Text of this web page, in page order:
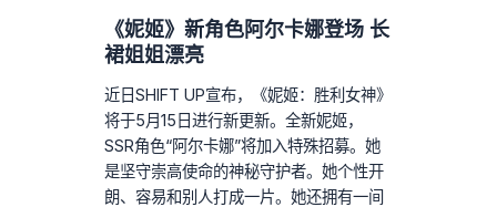
《妮姬》新角色阿尔卡娜登场 长
裙姐姐漂亮
近日SHIFT UP宣布，《妮姬：胜利女神》
将于5月15日进行新更新。全新妮姬，
SSR角色“阿尔卡娜”将加入特殊招募。她
是坚守崇高使命的神秘守护者。她个性开
朗、容易和别人打成一片。她还拥有一间